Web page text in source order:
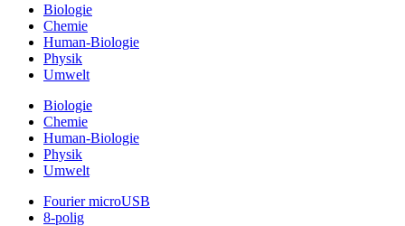
Biologie
Chemie
Human-Biologie
Physik
Umwelt
Biologie
Chemie
Human-Biologie
Physik
Umwelt
Fourier microUSB
8-polig